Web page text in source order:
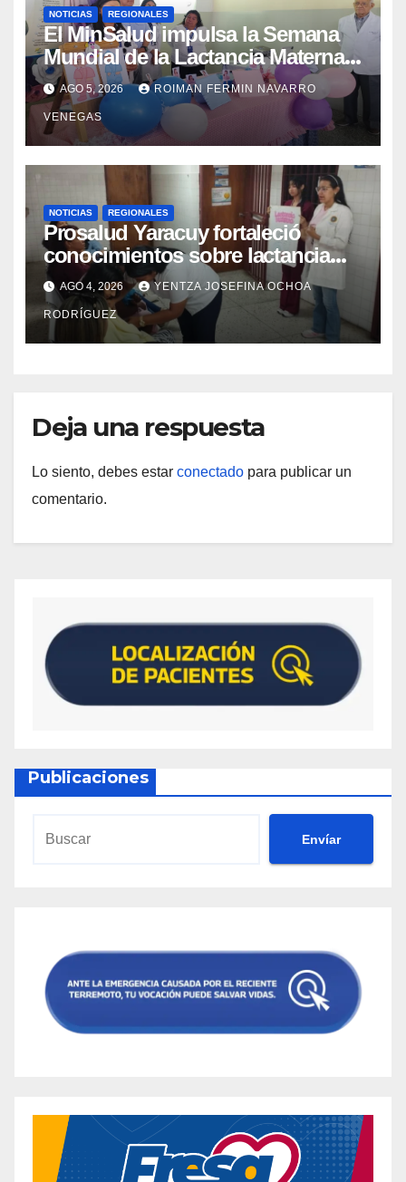
NOTICIAS REGIONALES
El MinSalud impulsa la Semana
Mundial de la Lactancia Materna
con un despliegue comunitario
en Cojedes Mérida y Yaracuy
AGO 5, 2026 ROIMAN FERMIN NAVARRO
VENEGAS
NOTICIAS REGIONALES
Prosalud Yaracuy fortaleció
conocimientos sobre lactancia
materna en la red de ASIC
AGO 4, 2026 YENTZA JOSEFINA OCHOA
RODRÍGUEZ
Deja una respuesta
Lo siento, debes estar conectado para publicar un
comentario.
Publicaciones
Envíar